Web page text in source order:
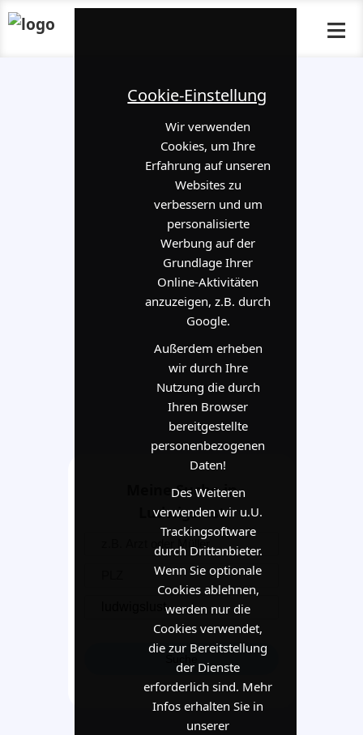
Cookie-Einstellung
Wir verwenden
Cookies, um Ihre
Erfahrung auf unseren
Websites zu
verbessern und um
personalisierte
Werbung auf der
Grundlage Ihrer
Online-Aktivitäten
anzuzeigen, z.B. durch
Google.
Außerdem erheben
wir durch Ihre
Nutzung die durch
Ihren Browser
bereitgestellte
personenbezogenen
Daten!
Des Weiteren
verwenden wir u.U.
Trackingsoftware
durch Drittanbieter.
Wenn Sie optionale
Cookies ablehnen,
werden nur die
Cookies verwendet,
die zur Bereitstellung
der Dienste
erforderlich sind. Mehr
Infos erhalten Sie in
unserer
≡
Meine Suche in
Ludwigslust